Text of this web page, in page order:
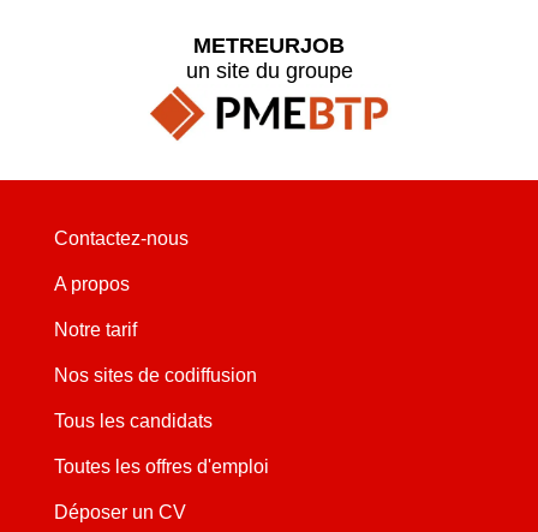
METREURJOB
un site du groupe
Contactez-nous
A propos
Notre tarif
Nos sites de codiffusion
Tous les candidats
Toutes les offres d'emploi
Déposer un CV